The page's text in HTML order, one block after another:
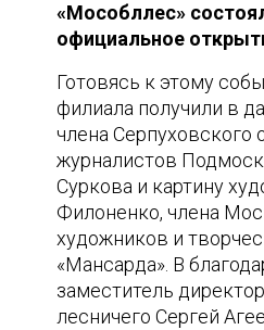
«Мособллес»
официальное
Готовясь к этому
филиала получили в
члена Серпуховского
журналистов
Суркова и картину
Филоненко, члена
художников и
«Мансарда». В
заместитель
лесничего Сергей